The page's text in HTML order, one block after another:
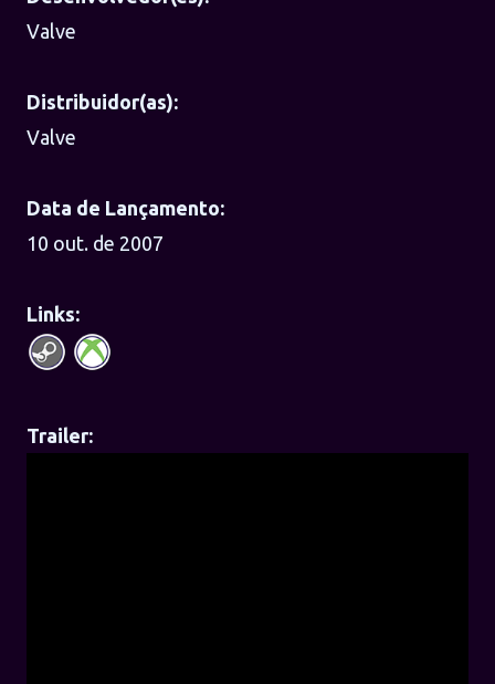
Valve
Distribuidor(as):
Valve
Data de Lançamento:
10 out. de 2007
Links:
Trailer: